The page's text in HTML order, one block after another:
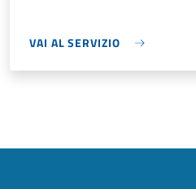
VAI AL SERVIZIO